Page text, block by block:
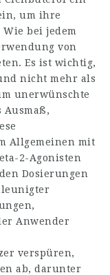
um ihre
bei jedem
von
Es ist wichtig,
nicht mehr als
unerwünschte
Ausmaß,
Allgemeinen mit
2-Agonisten
Dosierungen
Anwender
verspüren,
ab, darunter